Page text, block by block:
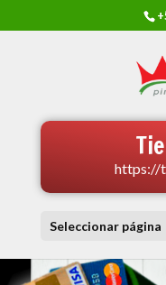
https://
Seleccionar página